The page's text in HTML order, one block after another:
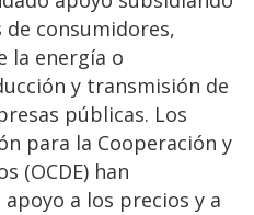
consumidores,
la energía o
y transmisión de
públicas. Los
para la Cooperación y
(OCDE) han
a los precios y a